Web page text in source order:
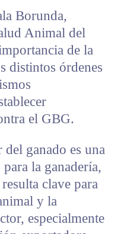
Borunda,
Animal del
de la
distintos órdenes
el GBG.
ganado es una
la ganadería,
clave para
y la
especialmente